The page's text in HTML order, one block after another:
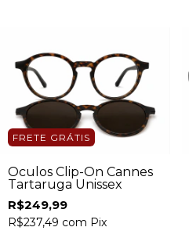
FRETE GRÁTIS
Óculos Clip-On Cannes
Tartaruga Unissex
R$249,99
R$237,49 com Pix